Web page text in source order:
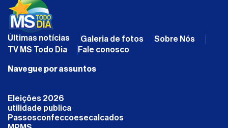
Últimas notícias Galeria de fotos
Sobre Nós
TV MS Todo Dia
Fale conosco
Navegue por assuntos
Eleições 2026
utilidade publica
Passosconfeccoesecalcados